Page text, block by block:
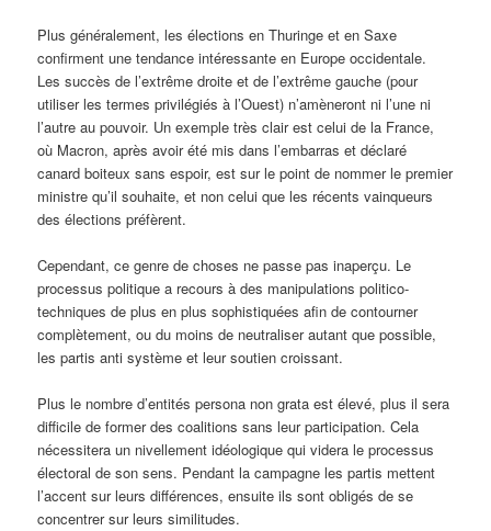
Plus généralement, les élections en Thuringe et en Saxe
confirment une tendance intéressante en Europe occidentale.
Les succès de l’extrême droite et de l’extrême gauche (pour
utiliser les termes privilégiés à l’Ouest) n’amèneront ni l’une ni
l’autre au pouvoir. Un exemple très clair est celui de la France,
où Macron, après avoir été mis dans l’embarras et déclaré
canard boiteux sans espoir, est sur le point de nommer le premier
ministre qu’il souhaite, et non celui que les récents vainqueurs
des élections préfèrent.
Cependant, ce genre de choses ne passe pas inaperçu. Le
processus politique a recours à des manipulations politico-
techniques de plus en plus sophistiquées afin de contourner
complètement, ou du moins de neutraliser autant que possible,
les partis anti système et leur soutien croissant.
Plus le nombre d’entités persona non grata est élevé, plus il sera
difficile de former des coalitions sans leur participation. Cela
nécessitera un nivellement idéologique qui videra le processus
électoral de son sens. Pendant la campagne les partis mettent
l’accent sur leurs différences, ensuite ils sont obligés de se
concentrer sur leurs similitudes.